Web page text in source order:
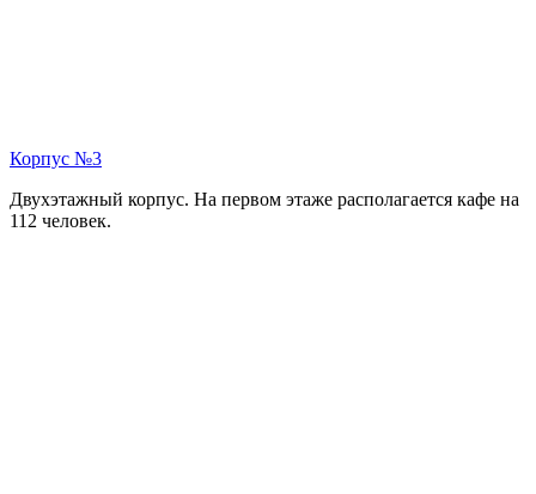
Корпус №3
Двухэтажный корпус. На первом этаже располагается кафе на
112 человек.